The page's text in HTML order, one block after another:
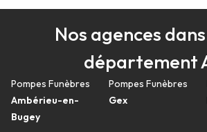
Nos agences
département
Pompes Funèbres
Ambérieu-en-
Bugey
Pompes Funèbres
Gex